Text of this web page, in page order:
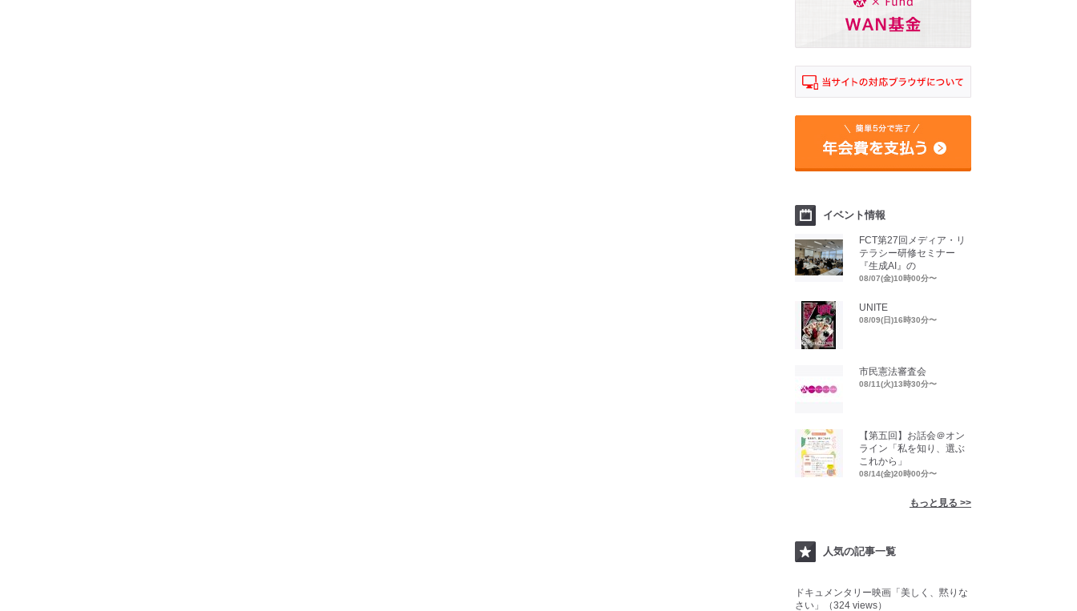
イベント情報
FCT第27回メディア・リ
テラシー研修セミナー
『生成AI』の
08/07(金)10時00分〜
UNITE
08/09(日)16時30分〜
市民憲法審査会
08/11(火)13時30分〜
【第五回】お話会＠オン
ライン「私を知り、選ぶ
これから」
08/14(金)20時00分〜
もっと見る >>
人気の記事一覧
ドキュメンタリー映画「美しく、黙りな
さい」（324 views）